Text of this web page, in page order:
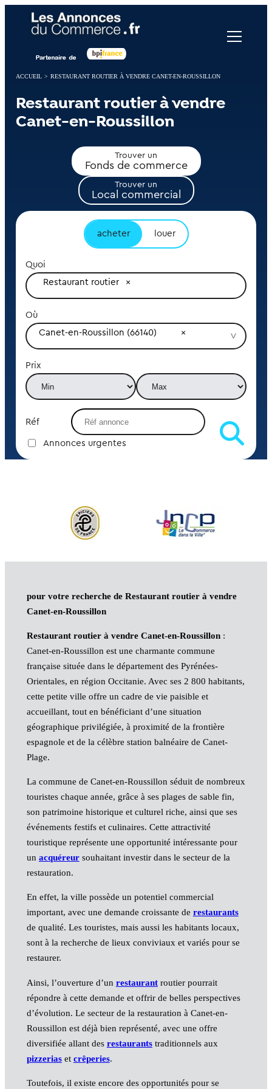
ACCUEIL > RESTAURANT ROUTIER À VENDRE CANET-EN-ROUSSILLON
Restaurant routier à vendre
Canet-en-Roussillon
Trouver un
Fonds de commerce
Trouver un
Local commercial
acheter louer
Quoi
Restaurant routier
Où
Canet-en-Roussillon (66140)
Prix
Réf
Annonces urgentes
pour votre recherche de Restaurant routier à vendre
Canet-en-Roussillon
Restaurant routier à vendre Canet-en-Roussillon:
Canet-en-Roussillon est une charmante commune
française située dans le département des Pyrénées-
Orientales, en région Occitanie. Avec ses 2 800 habitants,
cette petite ville offre un cadre de vie paisible et
accueillant, tout en bénéficiant d’une situation
géographique privilégiée, à proximité de la frontière
espagnole et de la célèbre station balnéaire de Canet-
Plage.
La commune de Canet-en-Roussillon séduit de nombreux
touristes chaque année, grâce à ses plages de sable fin,
son patrimoine historique et culturel riche, ainsi que ses
événements festifs et culinaires. Cette attractivité
touristique représente une opportunité intéressante pour
un acquéreursouhaitant investir dans le secteur de la
restauration.
En effet, la ville possède un potentiel commercial
important, avec une demande croissante de restaurants
de qualité. Les touristes, mais aussi les habitants locaux,
sont à la recherche de lieux conviviaux et variés pour se
restaurer.
Ainsi, l’ouverture d’un restaurantroutier pourrait
répondre à cette demande et offrir de belles perspectives
d’évolution. Le secteur de la restauration à Canet-en-
Roussillon est déjà bien représenté, avec une offre
diversifiée allant des restaurantstraditionnels aux
pizzeriaset crêperies.
Toutefois, il existe encore des opportunités pour se
Panneau de gestion des cookies